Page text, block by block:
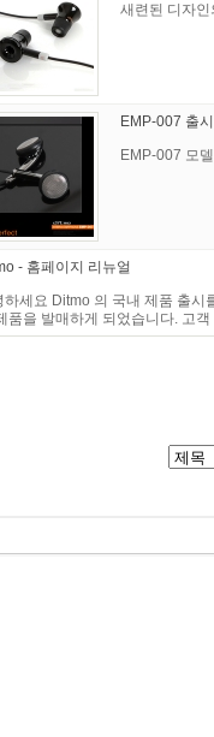
새련된 디자
EMP-007 출
EMP-007 모
- 홈페이지 리뉴얼
하세요 Ditmo 의 국내 제품 출시
품을 발매하게 되었습니다. 고